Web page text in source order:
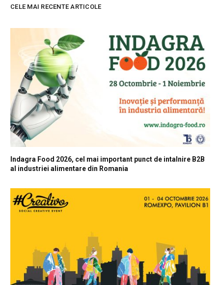
CELE MAI RECENTE ARTICOLE
Indagra Food 2026, cel mai important punct de intalnire B2B
al industriei alimentare din Romania